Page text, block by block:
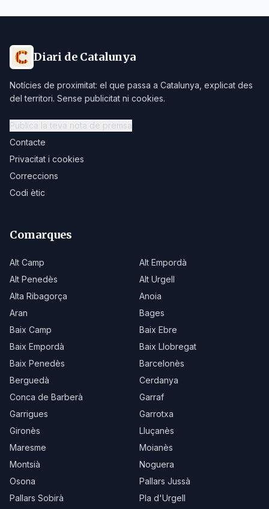
Diari de Catalunya
Notícies de proximitat: el que passa a Catalunya, explicat des
del territori. Sense publicitat ni cookies.
Publica la teva nota de premsa
Contacte
Privacitat i cookies
Correccions
Codi ètic
Comarques
Alt Camp
Alt Empordà
Alt Penedès
Alt Urgell
Alta Ribagorça
Anoia
Aran
Bages
Baix Camp
Baix Ebre
Baix Empordà
Baix Llobregat
Baix Penedès
Barcelonès
Berguedà
Cerdanya
Conca de Barberà
Garraf
Garrigues
Garrotxa
Gironès
Lluçanès
Maresme
Moianès
Montsià
Noguera
Osona
Pallars Jussà
Pallars Sobirà
Pla d'Urgell